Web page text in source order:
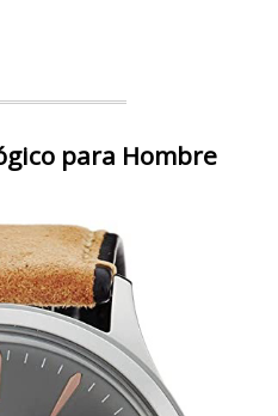
para Hombre